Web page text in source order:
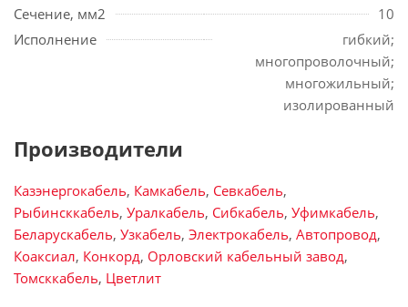
Сечение, мм2
10
Исполнение
гибкий;
многопроволочный;
многожильный;
изолированный
Производители
Казэнергокабель, Камкабель, Севкабель,
Рыбинсккабель, Уралкабель, Сибкабель, Уфимкабель,
Беларускабель, Узкабель, Электрокабель, Автопровод,
Коаксиал, Конкорд, Орловский кабельный завод,
Томсккабель, Цветлит